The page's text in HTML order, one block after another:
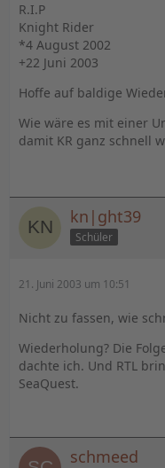
R.I.P
Knight Rider
*4 August 2002
+22 Juni 2003
Hoffe auf baldige
Wie wäre es mit einer
damit KR ganz schnell
kn|ght39
Schüler
21. Juni 2003 um 10:51
Nicht zu fassen, wie
Wiederholung? Die
dachte ich. Und RTL
SeaQuest.
schmeed